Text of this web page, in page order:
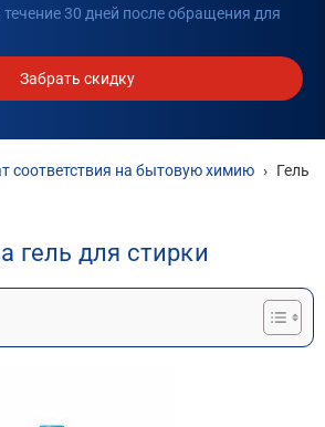
30 дней после обращения для
Забрать скидку
соответствия на бытовую химию › Гель
гель для стирки